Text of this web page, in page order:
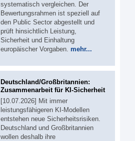
systematisch vergleichen. Der
Bewertungsrahmen ist speziell auf
den Public Sector abgestellt und
prüft hinsichtlich Leistung,
Sicherheit und Einhaltung
europäischer Vorgaben. mehr...
Deutschland/Großbritannien:
Zusammenarbeit für KI-Sicherheit
[10.07.2026] Mit immer
leistungsfähigeren KI-Modellen
entstehen neue Sicherheitsrisiken.
Deutschland und Großbritannien
wollen deshalb ihre